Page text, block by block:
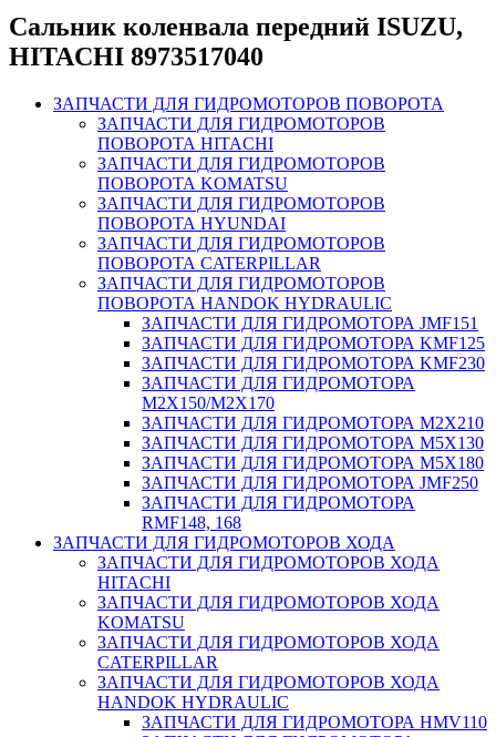
Сальник коленвала передний ISUZU,
HITACHI 8973517040
ЗАПЧАСТИ ДЛЯ ГИДРОМОТОРОВ ПОВОРОТА
ЗАПЧАСТИ ДЛЯ ГИДРОМОТОРОВ
ПОВОРОТА HITACHI
ЗАПЧАСТИ ДЛЯ ГИДРОМОТОРОВ
ПОВОРОТА KOMATSU
ЗАПЧАСТИ ДЛЯ ГИДРОМОТОРОВ
ПОВОРОТА HYUNDAI
ЗАПЧАСТИ ДЛЯ ГИДРОМОТОРОВ
ПОВОРОТА CATERPILLAR
ЗАПЧАСТИ ДЛЯ ГИДРОМОТОРОВ
ПОВОРОТА HANDOK HYDRAULIC
ЗАПЧАСТИ ДЛЯ ГИДРОМОТОРА JMF151
ЗАПЧАСТИ ДЛЯ ГИДРОМОТОРА KMF125
ЗАПЧАСТИ ДЛЯ ГИДРОМОТОРА KMF230
ЗАПЧАСТИ ДЛЯ ГИДРОМОТОРА
M2X150/M2X170
ЗАПЧАСТИ ДЛЯ ГИДРОМОТОРА M2X210
ЗАПЧАСТИ ДЛЯ ГИДРОМОТОРА M5X130
ЗАПЧАСТИ ДЛЯ ГИДРОМОТОРА M5X180
ЗАПЧАСТИ ДЛЯ ГИДРОМОТОРА JMF250
ЗАПЧАСТИ ДЛЯ ГИДРОМОТОРА
RMF148, 168
ЗАПЧАСТИ ДЛЯ ГИДРОМОТОРОВ ХОДА
ЗАПЧАСТИ ДЛЯ ГИДРОМОТОРОВ ХОДА
HITACHI
ЗАПЧАСТИ ДЛЯ ГИДРОМОТОРОВ ХОДА
KOMATSU
ЗАПЧАСТИ ДЛЯ ГИДРОМОТОРОВ ХОДА
CATERPILLAR
ЗАПЧАСТИ ДЛЯ ГИДРОМОТОРОВ ХОДА
HANDOK HYDRAULIC
ЗАПЧАСТИ ДЛЯ ГИДРОМОТОРА HMV110